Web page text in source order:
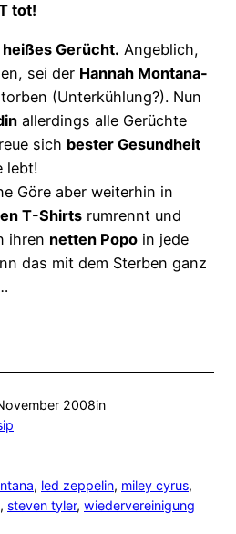
tot!
heißes Gerücht. Angeblich,
sei der Hannah Montana-
(Unterkühlung?). Nun
allerdings alle Gerüchte
sich bester Gesundheit
lebt!
Göre aber weiterhin in
T-Shirts rumrennt und
ihren netten Popo in jede
das mit dem Sterben ganz
2008in
, led zeppelin, miley cyrus
, steven tyler, wiedervereinigung